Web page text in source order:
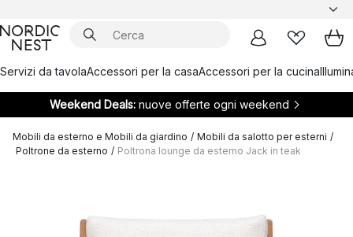
Servizi da tavolaAccessori per la casaAccessori per la cucina
Weekend Deals: nuove offerte ogni weekend
Mobili da esterno e Mobili da giardino / Mobili da salotto per esterni /
Poltrone da esterno / Poltrona lounge da esterno Jack in teak